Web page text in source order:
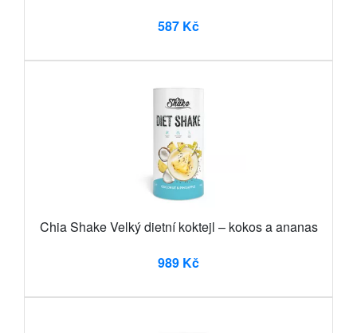
587 Kč
Chia Shake Velký dietní koktejl – kokos a ananas
989 Kč